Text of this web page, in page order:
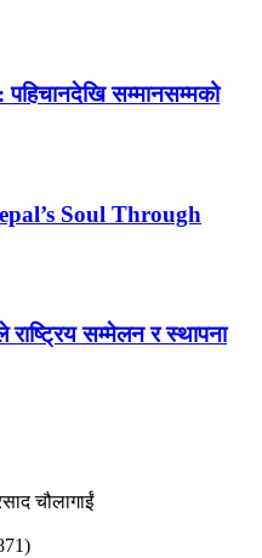
सम्मानसम्मको
Soul Through
सम्मेलन र स्थापना
चौलागाईं